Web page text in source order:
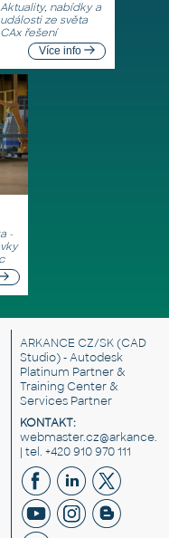
Aktuality, nabídky a
události ze světa
CAx řešení
Více info
-
ARKANCE CZ/SK(CAD
Studio) - Autodesk
Platinum Partner &
Training Center &
Services Partner
KONTAKT:
| tel. +420 910 970 111